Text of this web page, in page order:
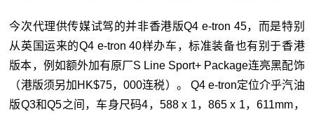
今次代理供传媒试驾的并非香港版Q4 e-tron 45，而是特别
从英国运来的Q4 e-tron 40样办车，标准装备也有别于香港
版本，例如额外加有原厂S Line Sport+ Package连亮黑配饰
（港版须另加HK$75，000连税）。 Q4 e-tron定位介乎汽油
版Q3和Q5之间，车身尺码4，588 x 1，865 x 1，611mm，